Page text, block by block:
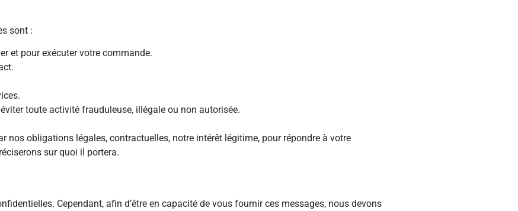
sont :
et pour exécuter votre commande.
toute activité frauduleuse, illégale ou non autorisée.
nos obligations légales, contractuelles, notre intérêt légitime, pour répondre à votre
sur quoi il portera.
Cependant, afin d’être en capacité de vous fournir ces messages, nous devons